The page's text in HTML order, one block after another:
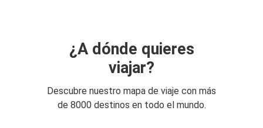
¿A dónde quieres
viajar?
Descubre nuestro mapa de viaje con más
de 8000 destinos en todo el mundo.